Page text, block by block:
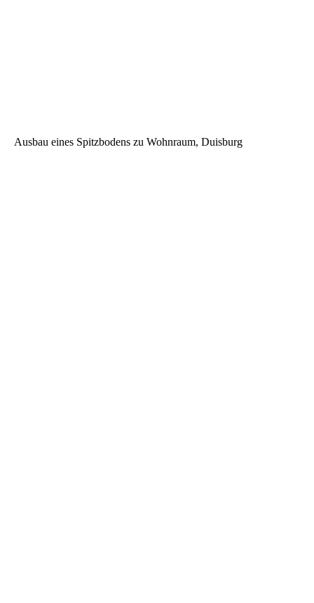
Ausbau eines Spitzbodens zu Wohnraum, Duisburg